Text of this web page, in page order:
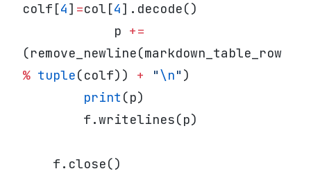
colf[4] =col[4].decode()
            p
+=
% tuple(colf)) + "\n" )
        print
(p)
        f.writelines(p)
    f.close()